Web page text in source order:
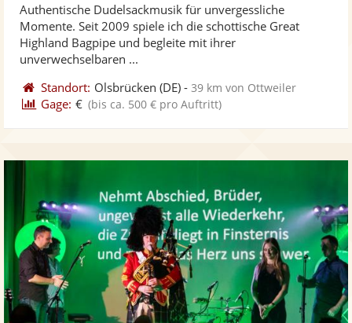
Authentische Dudelsackmusik für unvergessliche
Momente. Seit 2009 spiele ich die schottische Great
Highland Bagpipe und begleite mit ihrer
unverwechselbaren ...
Standort: Olsbrücken (DE) -39 km von Ottweiler
Gage: € (bis ca. 500 € pro Auftritt)